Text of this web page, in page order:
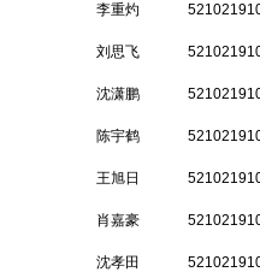
李重灼
刘思飞
沈潇鹏
陈宇鹤
王旭日
肖嘉豪
沈孝田